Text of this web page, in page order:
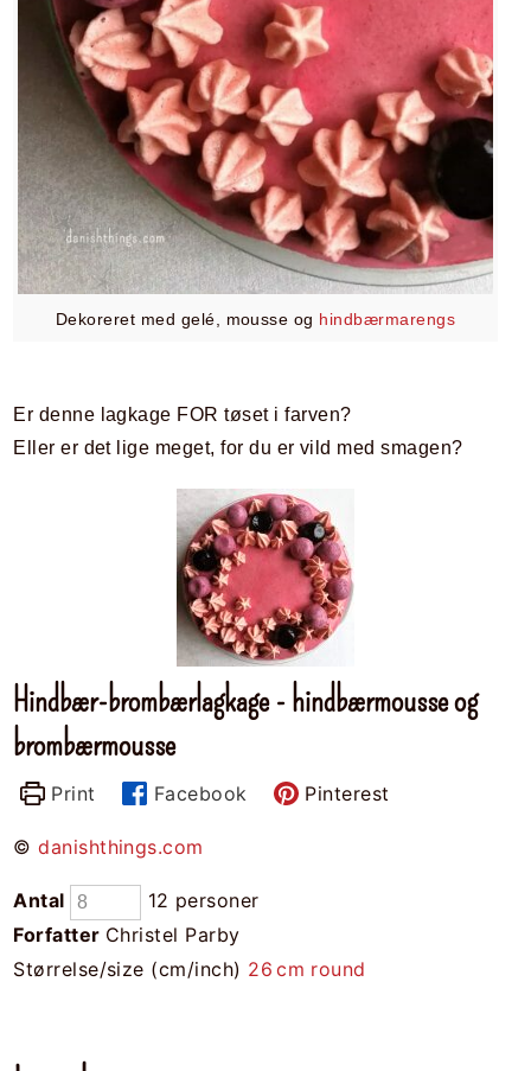
Dekoreret med gelé, mousse og hindbærmarengs
Er denne lagkage FOR tøset i farven?
Eller er det lige meget, for du er vild med smagen?
Hindbær-brombærlagkage - hindbærmousse og
brombærmousse
Print Facebook Pinterest
©danishthings.com
Antal
12 personer
Forfatter Christel Parby
Størrelse/size (cm/inch) 26 cm round